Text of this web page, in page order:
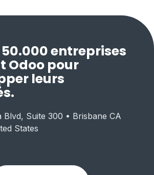
50.000 entreprises
Odoo pour
leurs
Suite 300 • Brisbane CA
States